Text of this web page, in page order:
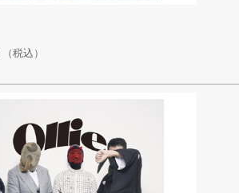
（税込）